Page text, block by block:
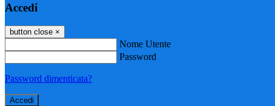
Accedi
button close ×
Nome Utente
Password
Password dimenticata?